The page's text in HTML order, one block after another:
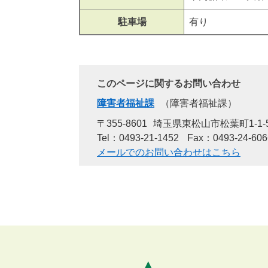
駐車場 有り
このページに関するお問い合わせ
障害者福祉課
障害者福祉課
〒355-8601
埼玉県東松山市松葉町1-1-
Tel：0493-21-1452
Fax：0493-24-
メールでのお問い合わせはこちら